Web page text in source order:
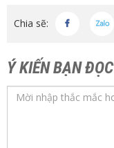
Chia sẽ:
Ý KIẾN BẠN ĐỌC